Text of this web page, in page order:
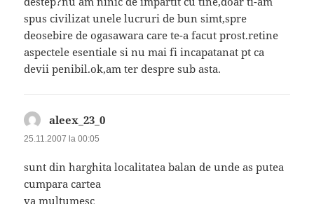
spus civilizat unele lucruri de bun simt,spre
deosebire de ogasawara care te-a facut prost.retine
aspectele esentiale si nu mai fi incapatanat pt ca
devii penibil.ok,am ter despre sub asta.
aleex_23_0
25.11.2007 la 00:05
sunt din harghita localitatea balan de unde as putea
cumpara cartea
va multumesc